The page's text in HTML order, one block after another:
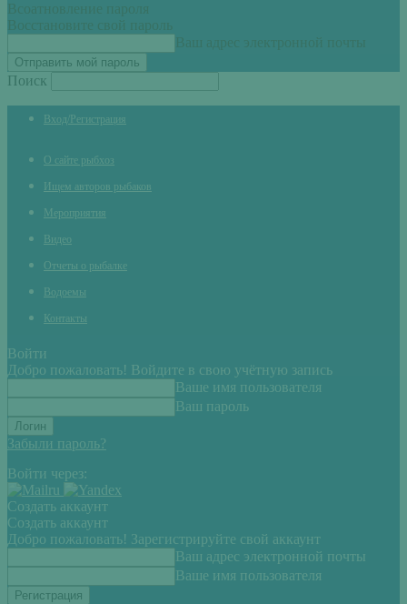
Всоатновление пароля
Восстановите свой пароль
Ваш адрес электронной почты
Поиск
Вход/Регистрация
О сайте рыбхоз
Ищем авторов рыбаков
Мероприятия
Видео
Отчеты о рыбалке
Водоемы
Контакты
Войти
Добро пожаловать! Войдите в свою учётную запись
Ваше имя пользователя
Ваш пароль
Забыли пароль?
Войти через:
Создать аккаунт
Создать аккаунт
Добро пожаловать! Зарегистрируйте свой аккаунт
Ваш адрес электронной почты
Ваше имя пользователя